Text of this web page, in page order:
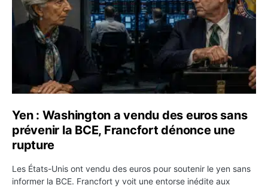
Yen : Washington a vendu des euros sans
prévenir la BCE, Francfort dénonce une
rupture
Les États-Unis ont vendu des euros pour soutenir le yen sans
informer la BCE. Francfort y voit une entorse inédite aux